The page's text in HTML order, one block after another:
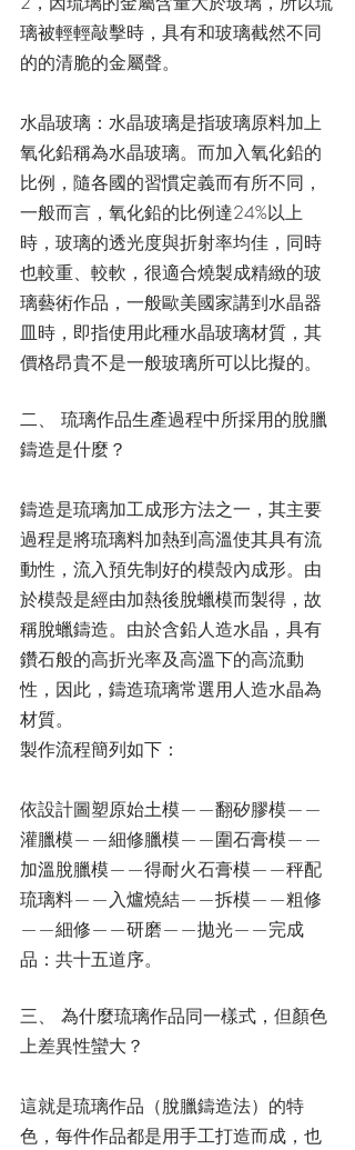
璃被輕輕敲擊時，具有和玻璃截然不同
的的清脆的金屬聲。
水晶玻璃：水晶玻璃是指玻璃原料加上
氧化鉛稱為水晶玻璃。而加入氧化鉛的
比例，隨各國的習慣定義而有所不同，
一般而言，氧化鉛的比例達24%以上
時，玻璃的透光度與折射率均佳，同時
也較重、較軟，很適合燒製成精緻的玻
璃藝術作品，一般歐美國家講到水晶器
皿時，即指使用此種水晶玻璃材質，其
價格昂貴不是一般玻璃所可以比擬的。
二、 琉璃作品生產過程中所採用的脫臘
鑄造是什麼？
鑄造是琉璃加工成形方法之一，其主要
過程是將琉璃料加熱到高溫使其具有流
動性，流入預先制好的模殼內成形。由
於模殼是經由加熱後脫蠟模而製得，故
稱脫蠟鑄造。由於含鉛人造水晶，具有
鑽石般的高折光率及高溫下的高流動
性，因此，鑄造琉璃常選用人造水晶為
材質。
製作流程簡列如下：
依設計圖塑原始土模——翻矽膠模——
灌臘模——細修臘模——圍石膏模——
加溫脫臘模——得耐火石膏模——秤配
琉璃料——入爐燒結——拆模——粗修
——細修——研磨——拋光——完成
品：共十五道序。
三、 為什麼琉璃作品同一樣式，但顏色
上差異性蠻大？
這就是琉璃作品（脫臘鑄造法）的特
色，每件作品都是用手工打造而成，也